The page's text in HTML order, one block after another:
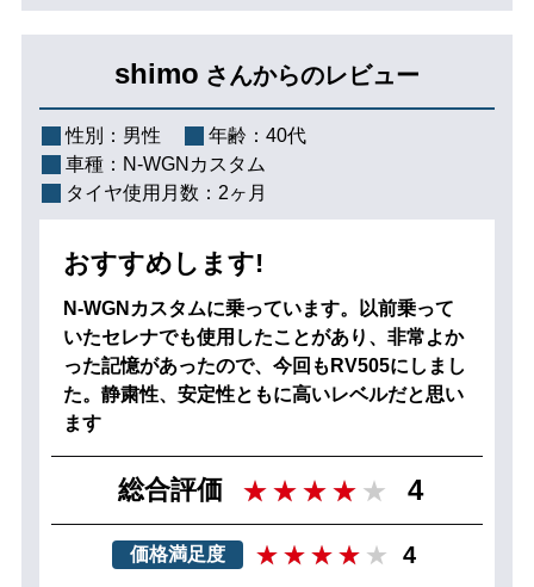
shimo さんからのレビュー
性別： 男性 年齢： 40代
車種： N-WGNカスタム
タイヤ使用月数： 2ヶ月
おすすめします!
N-WGNカスタムに乗っています。以前乗って
いたセレナでも使用したことがあり、非常よか
った記憶があったので、今回もRV505にしまし
た。静粛性、安定性ともに高いレベルだと思い
ます
総合評価 4
価格満足度 4